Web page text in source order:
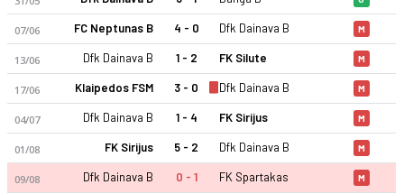
07/06 FC Neptunas B 4 - 0 Dfk Dainava B M
13/06 Dfk Dainava B 1 - 2 FK Silute M
17/06 Klaipedos FSM 3 - 0 Dfk Dainava B M
04/07 Dfk Dainava B 1 - 4 FK Sirijus M
01/08 FK Sirijus 5 - 2 Dfk Dainava B M
09/08 Dfk Dainava B 0 - 1 FK Spartakas M